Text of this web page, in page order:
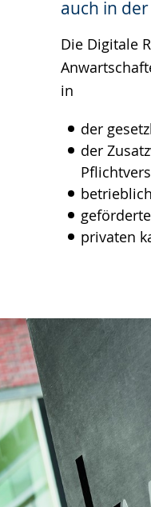
auch in
Die Digitale
in
der
der
privaten
angezeigt.